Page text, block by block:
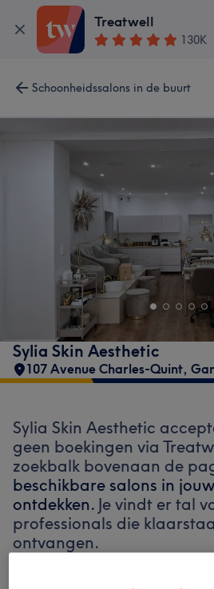
Treatwell
130K
Schoonheidssalons in de buurt
Sylia Skin Aesthetic
107 Avenue Charles-Quint,
Sylia Skin Aesthetic
geen boekingen via
zoekbalk bovenaan de
beschikbare salons in
ontdekken. Je vindt er tal
professionals die
ontvangen.